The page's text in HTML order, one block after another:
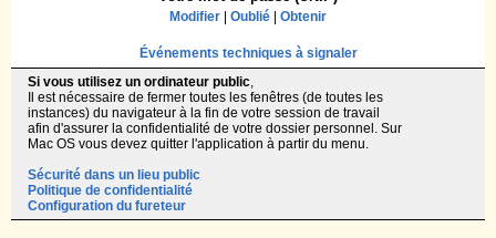
Modifier Oublié Obtenir
Événements techniques à signaler
Si vous utilisez un ordinateur public,
Il est nécessaire de fermer toutes les fenêtres (de toutes les
instances) du navigateur à la fin de votre session de travail
afin d'assurer la confidentialité de votre dossier personnel. Sur
Mac OS vous devez quitter l'application à partir du menu.
Sécurité dans un lieu public
Politique de confidentialité
Configuration du fureteur